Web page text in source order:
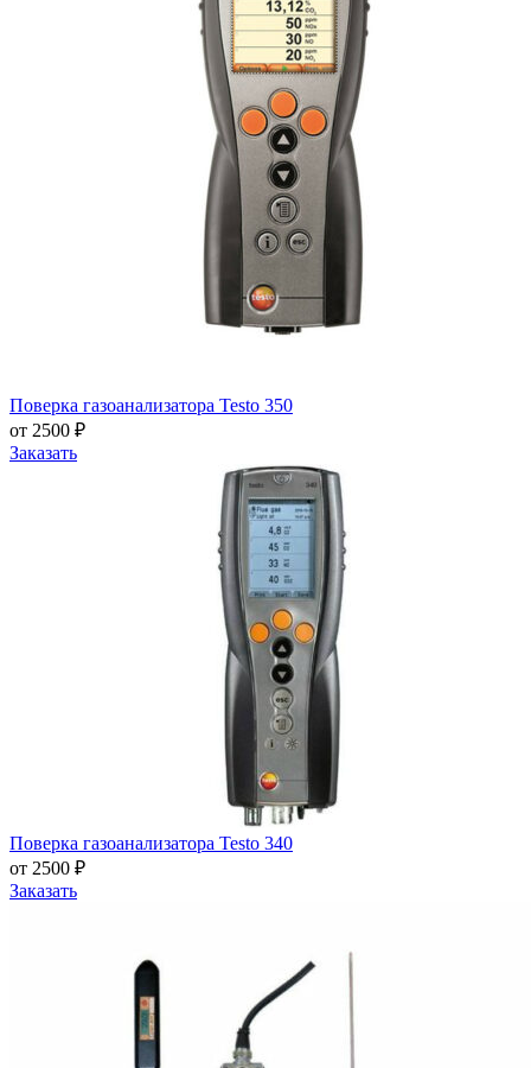
Поверка газоанализатора Testo 350
от 2500 ₽
Заказать
Поверка газоанализатора Testo 340
от 2500 ₽
Заказать